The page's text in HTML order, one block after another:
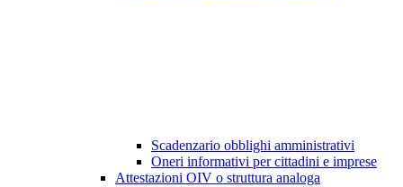
Scadenzario obblighi amministrativi
Oneri informativi per cittadini e imprese
Attestazioni OIV o struttura analoga